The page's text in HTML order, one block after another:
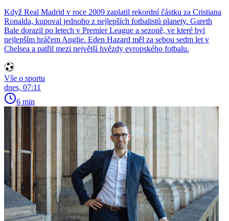
Když Real Madrid v roce 2009 zaplatil rekordní částku za Cristiana
Ronalda, kupoval jednoho z nejlepších fotbalistů planety. Gareth
Bale dorazil po letech v Premier League a sezoně, ve které byl
nejlepším hráčem Anglie. Eden Hazard měl za sebou sedm let v
Chelsea a patřil mezi největší hvězdy evropského fotbalu.
Vše o sportu
dnes, 07:11
6 min